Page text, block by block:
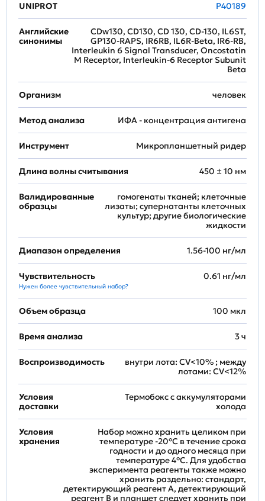
UNIPROT P40189
Английские
синонимы
CDw130, CD130, CD 130, CD-130, IL6ST,
GP130-RAPS, IR6RB, IL6R-Beta, IR6-RB,
Interleukin 6 Signal Transducer, Oncostatin
M Receptor, Interleukin-6 Receptor Subunit
Beta
Организм человек
Метод анализа ИФА - концентрация антигена
Инструмент Микропланшетный ридер
Длина волны считывания 450 ± 10 нм
Валидированные
образцы
гомогенаты тканей; клеточные
лизаты; супернатанты клеточных
культур; другие биологические
жидкости
Диапазон определения 1.56-100 нг/мл
Чувствительность
Нужен более чувствительный набор?
0.61 нг/мл
Объем образца 100 мкл
Время анализа 3 ч
Воспроизводимость
внутри лота: CV<10% ; между
лотами: CV<12%
Условия
доставки
Термобокс с аккумуляторами
холода
Условия
хранения
Набор можно хранить целиком при
температуре -20°C в течение срока
годности и до одного месяца при
температуре 4°C. Для удобства
эксперимента реагенты также можно
хранить раздельно: стандарт,
детектирующий реагент A, детектирующий
реагент B и планшет следует хранить при